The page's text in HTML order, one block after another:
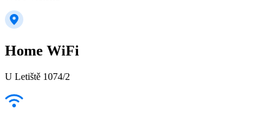
Home WiFi
U Letiště 1074/2